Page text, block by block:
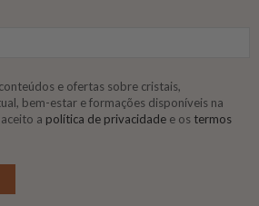
e ofertas sobre cristais,
bem-estar e formações disponíveis na
a política de privacidade e os termos